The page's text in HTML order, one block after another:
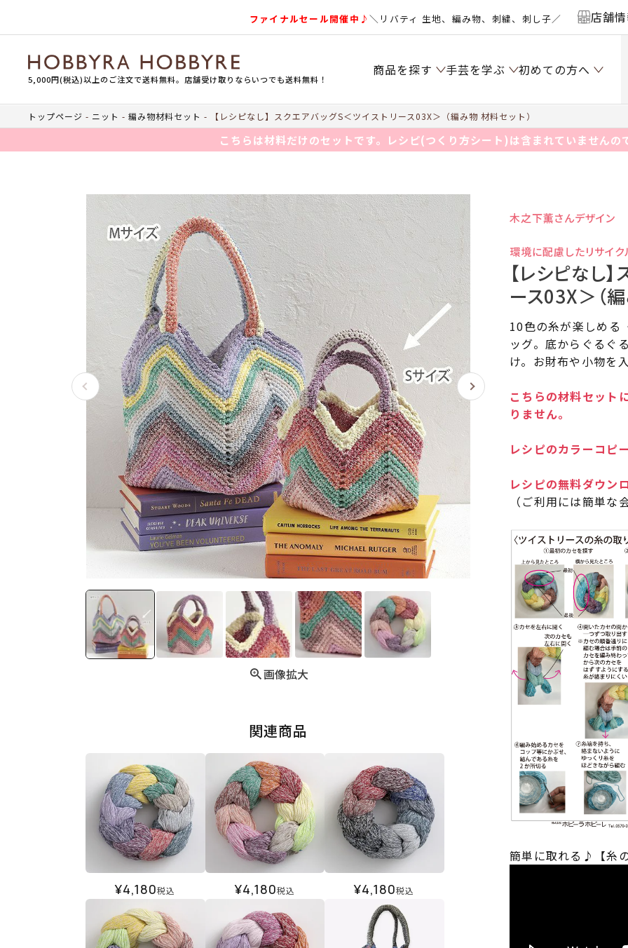
ファイナルセール開催中♪＼リバティ 生地、編み物、刺繍、刺し子／ 店舗
5,000円(税込)以上のご注文で送料無料。店舗受け取りならいつでも送料無料！
商品を探す 手芸を学ぶ 初めての方へ
トップページ ニット 編み物材料セット 【レシピなし】スクエアバッグS＜ツイストリース03X＞（編み物 材料セット）
こちらは材料だけのセットです。レシピ(つくり方シート)は含まれていませんの
画像拡大
関連商品
¥4,180税込 ¥4,180税込 ¥4,180税込
木之下薫さんデザイン
環境に配慮したリサイ
【レシピなし
ース03X＞（
10色の糸が楽しめる
ッグ。底からぐるぐ
け。お財布や小物を
こちらの材料セット
りません。
レシピのカラーコ
レシピの無料ダウン
（ご利用には簡単な
簡単に取れる♪【糸の